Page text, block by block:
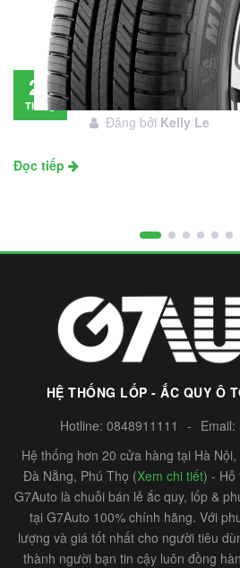
28
Tháng
Đánh giá lốp
đầu tư không?
Đăng bởi Kelly Le
Đọc tiếp
HỆ THỐNG LỐP - ẮC QUY Ô
Hotline: 0848911111 - Email:
Hệ thống hơn 20 cửa hàng tại Hà
Đà Nẵng, Phú Thọ (Xem chi tiết) - Hỗ
G7Auto là chuỗi bán lẻ ắc quy, lốp &
tại G7Auto 100% chính hãng. Với
lượng và giá tốt nhất cho người tiêu
thành người bạn tin cậy luôn đồng